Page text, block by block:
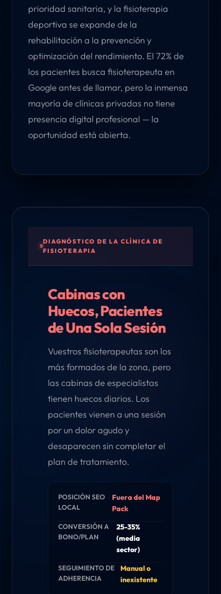
prioridad sanitaria, y la fisioterapia
deportiva se expande de la
rehabilitación a la prevención y
optimización del rendimiento. El 72% de
los pacientes busca fisioterapeuta en
Google antes de llamar, pero la inmensa
mayoría de clínicas privadas no tiene
presencia digital profesional — la
oportunidad está abierta.
DIAGNÓSTICO DE LA CLÍNICA DE
FISIOTERAPIA
Cabinas con
Huecos, Pacientes
de Una Sola Sesión
Vuestros fisioterapeutas son los
más formados de la zona, pero
las cabinas de especialistas
tienen huecos diarios. Los
pacientes vienen a una sesión
por un dolor agudo y
desaparecen sin completar el
plan de tratamiento.
POSICIÓN SEO
LOCAL
Fuera del Map
Pack
CONVERSIÓN A
BONO/PLAN
25-35%
(media
sector)
SEGUIMIENTO DE
ADHERENCIA
Manual o
inexistente